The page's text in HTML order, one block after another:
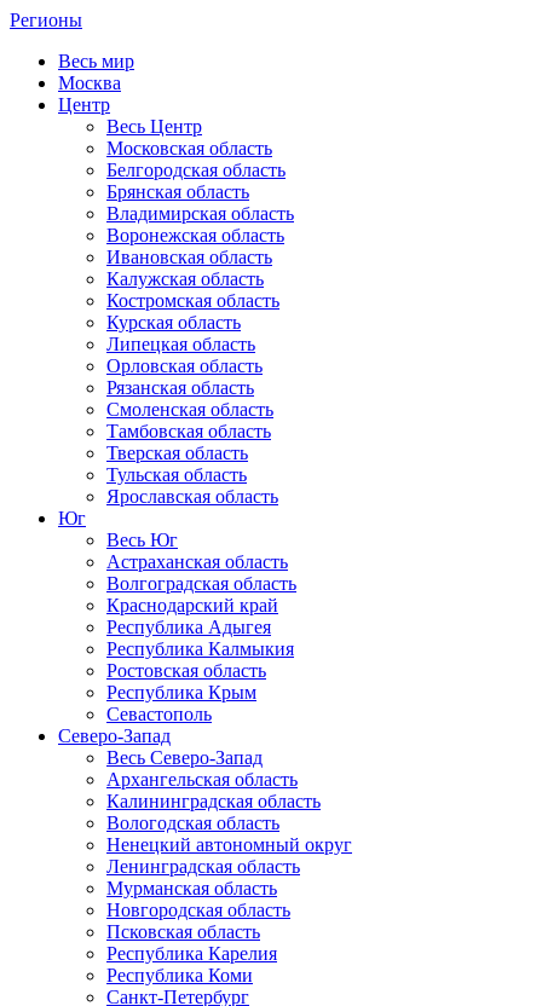
Регионы
Весь мир
Москва
Центр
Весь Центр
Московская область
Белгородская область
Брянская область
Владимирская область
Воронежская область
Ивановская область
Калужская область
Костромская область
Курская область
Липецкая область
Орловская область
Рязанская область
Смоленская область
Тамбовская область
Тверская область
Тульская область
Ярославская область
Юг
Весь Юг
Астраханская область
Волгоградская область
Краснодарский край
Республика Адыгея
Республика Калмыкия
Ростовская область
Республика Крым
Севастополь
Северо-Запад
Весь Северо-Запад
Архангельская область
Калининградская область
Вологодская область
Ненецкий автономный округ
Ленинградская область
Мурманская область
Новгородская область
Псковская область
Республика Карелия
Республика Коми
Санкт-Петербург